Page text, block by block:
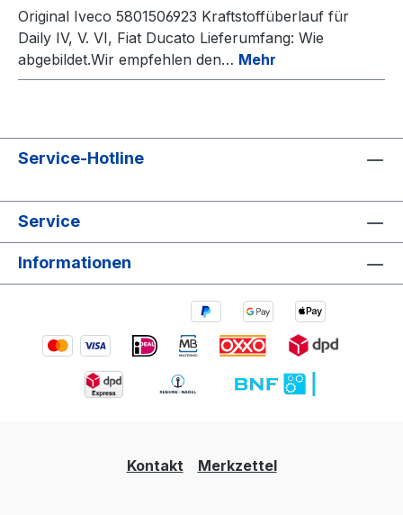
Original Iveco 5801506923 Kraftstoffüberlauf für
Daily IV, V. VI, Fiat Ducato Lieferumfang: Wie
abgebildet.Wir empfehlen den… Mehr
Service-Hotline
Service
Informationen
Kontakt Merkzettel